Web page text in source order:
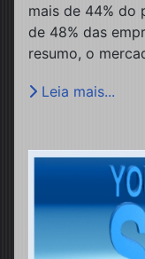
mais de 44% do
de 48% das
resumo, o
Leia mais...